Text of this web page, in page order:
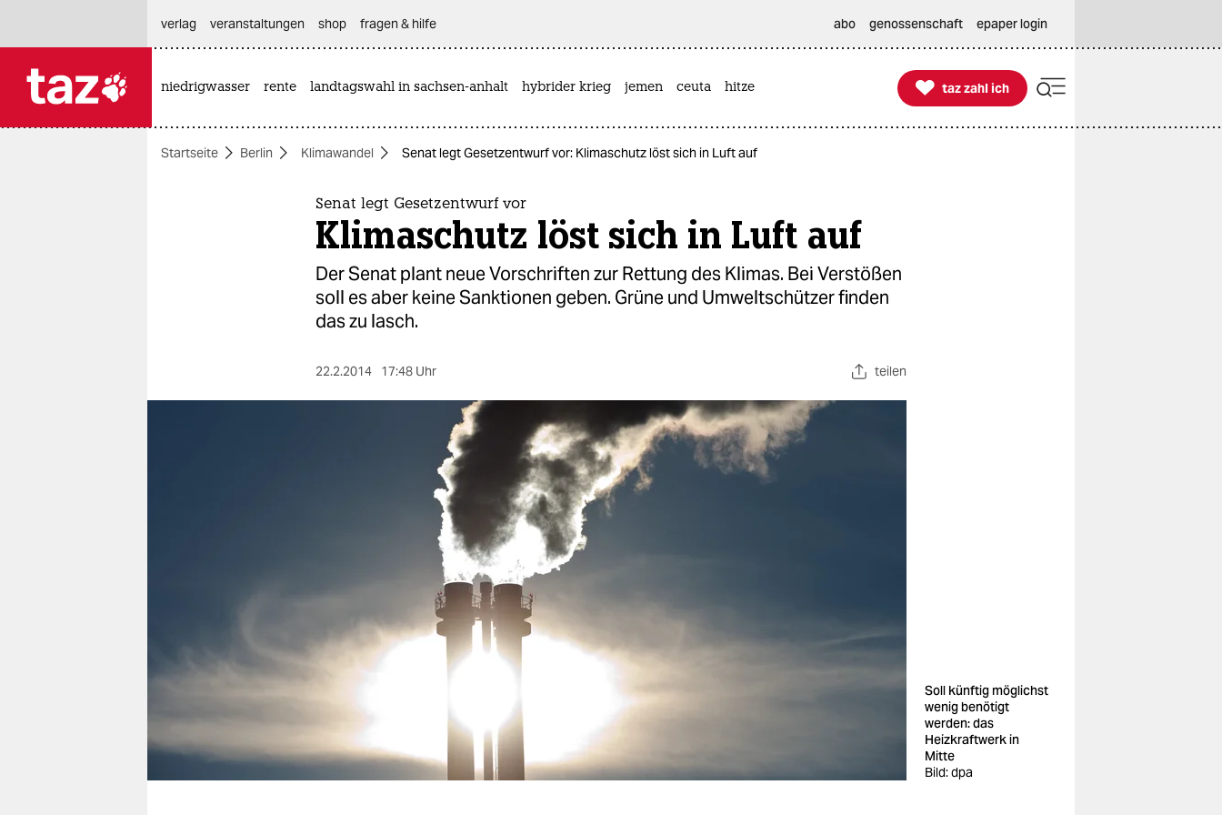
themen
fragen & hilfe
abo
genossenschaft
verlag
veranstaltungen shop fragen & hilfe abo genossenschaft epaper login
niedrigwasser rente landtagswahl in sachsen-anhalt hybrider krieg jemen ceuta hitze 
taz zahl ich
taz zahl ich
Startseite Berlin Klimawandel Senat legt Gesetzentwurf vor: Klimaschutz löst sich in Luft auf
Senat legt Gesetzentwurf vor
Klimaschutz löst sich in Luft auf
Der Senat plant neue Vorschriften zur Rettung des Klimas. Bei Verstößen
soll es aber keine Sanktionen geben. Grüne und Umweltschützer finden
das zu lasch.
22.2.2014 17:48 Uhr teilen
Soll künftig möglichst
wenig benötigt
werden: das
Heizkraftwerk in
Mitte
Bild: dpa